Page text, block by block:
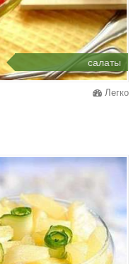
салаты
Легко